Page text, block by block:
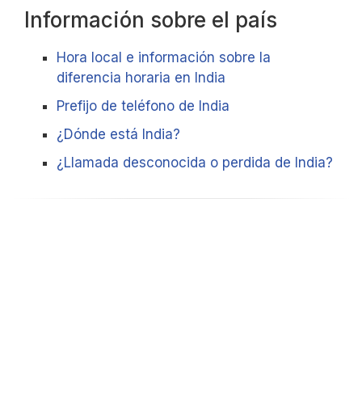
Información sobre el país
Hora local e información sobre la
diferencia horaria en India
Prefijo de teléfono de India
¿Dónde está India?
¿Llamada desconocida o perdida de India?